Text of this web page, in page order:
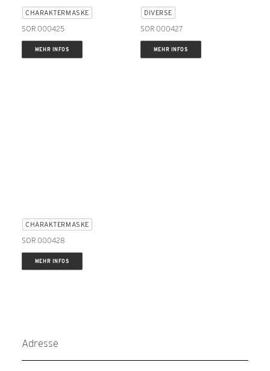
CHARAKTERMASKE
SOR 000425
MEHR INFOS
DIVERSE
SOR 000427
MEHR INFOS
CHARAKTERMASKE
SOR 000428
MEHR INFOS
Adresse